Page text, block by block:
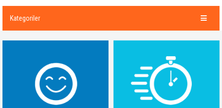
Kategoriler